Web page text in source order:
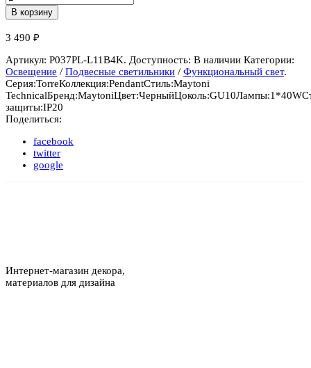
В корзину
3 490 ₽
Артикул: P037PL-L11B4K. Доступность: В наличии Категории:
Освещение / Подвесные светильники / Функциональный свет.
Серия:TorreКоллекция:PendantСтиль:Maytoni
TechnicalБренд:MaytoniЦвет:ЧерныйЦоколь:GU10Лампы:1*40W
защиты:IP20
Поделиться:
facebook
twitter
google
Интернет-магазин декора,
материалов для дизайна